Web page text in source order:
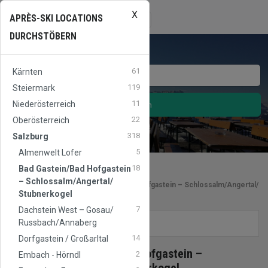
APRESSKIAUSTRIA
Toggle
navigation
☰
Suchen
X
APRÈS-SKI LOCATIONS
DURCHSTÖBERN
Kärnten 61
Steiermark 119
Niederösterreich 11
Oberösterreich 22
Salzburg 318
Almenwelt Lofer 5
Bad Gastein/​Bad Hofgastein
– Schlossalm/​Angertal/​
Stubnerkogel
18
Dachstein West – Gosau/​
Russbach/​Annaberg
7
Dorfgastein / Großarltal 14
Embach - Hörndl 2
Après-Ski Locations inBad Gastein/​Bad Hofgastein – Schlossalm/​Angertal/​
Stubnerkogel(Salzburg
FILTERS
SkigebietBad Gastein/​Bad Hofgastein –